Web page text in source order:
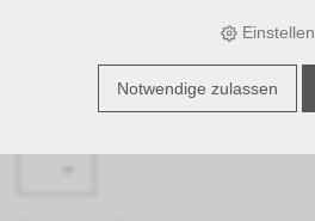
Bitte wählen ...
Einstellen
Notwendige zulassen